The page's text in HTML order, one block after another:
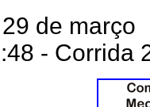
de março
- Corrida